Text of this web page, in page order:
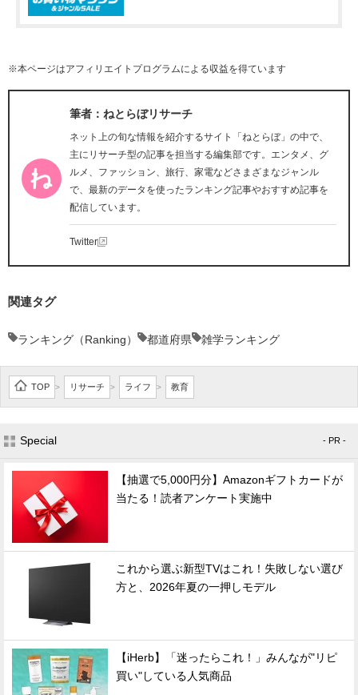
※本ページはアフィリエイトプログラムによる収益を得ています
筆者：ねとらぼリサーチ
ネット上の旬な情報を紹介するサイト「ねとらぼ」の中で、
主にリサーチ型の記事を担当する編集部です。エンタメ、グ
ルメ、ファッション、旅行、家電などさまざまなジャンル
で、最新のデータを使ったランキング記事やおすすめ記事を
配信しています。
Twitter
関連タグ
ランキング（Ranking） 都道府県 雑学ランキング
TOP > リサーチ > ライフ > 教育
Special - PR -
【抽選で5,000円分】Amazonギフトカードが
当たる！読者アンケート実施中
これから選ぶ新型TVはこれ！失敗しない選び
方と、2026年夏の一押しモデル
【iHerb】「迷ったらこれ！」みんなが"リピ
買い"している人気商品